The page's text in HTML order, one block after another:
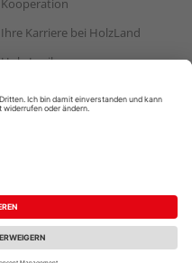
Kooperation
Ihre Karriere bei HolzLand
Holz-Lexikon
Nutzungsbedingungen
Vertrag widerrufen